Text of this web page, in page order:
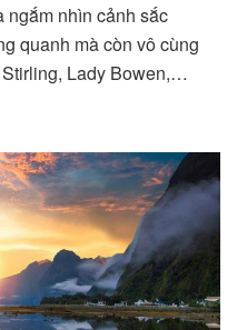
ngắm nhìn cảnh sắc
quanh mà còn vô cùng
Lady Bowen,…